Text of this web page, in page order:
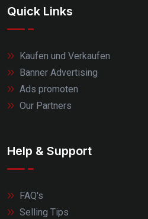
Quick Links
Kaufen und Verkaufen
Banner Advertising
Ads promoten
Our Partners
Help & Support
FAQ's
Selling Tips